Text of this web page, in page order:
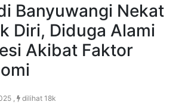
Banyuwangi Nekat
Diri, Diduga Alami
Akibat Faktor
, dilihat 18k